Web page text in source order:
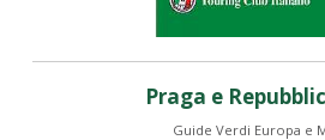
Praga e
Guide Verdi Europa e